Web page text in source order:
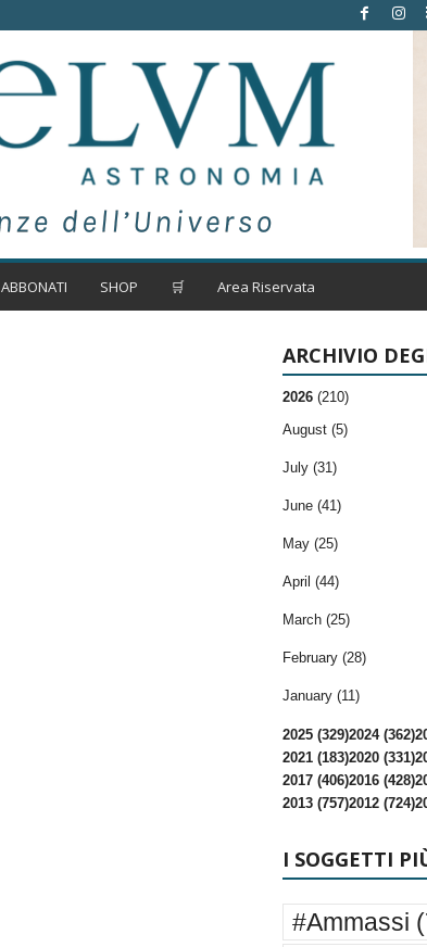
ABBONATI SHOP 🛒 Area Riservata
ARCHIVIO
2026 (210)
August (5)
July (31)
June (41)
May (25)
April (44)
March (25)
February (28)
January (11)
2025 (329)2024 (362)
2021 (183)2020 (331)
2017 (406)2016 (428)
2013 (757)2012 (724)
I SOGGETTI
#Ammassi